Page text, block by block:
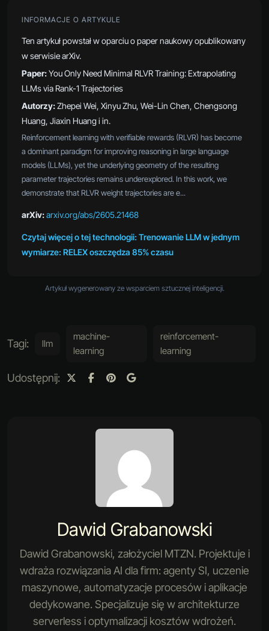
INFORMACJE O ARTYKULE
Ten artykuł powstał w oparciu o paper naukowy opublikowany
w serwisie arXiv.
Paper:You Only Need Minimal RLVR Training: Extrapolating
LLMs via Rank-1 Trajectories
Autorzy:Zhepei Wei, Xinyu Zhu, Wei-Lin Chen, Chengsong
Huang, Jiaxin Huang i in.
Reinforcement learning with verifiable rewards (RLVR) has become
a dominant paradigm for improving reasoning in large language
models (LLMs), yet the underlying geometry of the resulting
parameter trajectories remains underexplored. In this work, we
demonstrate that RLVR weight trajectories are e...
arXiv:arxiv.org/abs/2605.21468
Czytaj więcej o tej technologii: Trenowanie LLM w jednym
wymiarze: RELEX oszczędza 85% czasu
Artykuł wygenerowany ze wsparciem sztucznej inteligencji.
Tagi: llm
machine-
learning
reinforcement-
learning
Udostępnij:
Dawid Grabanowski
Dawid Grabanowski, założyciel MTZN. Projektuje i
wdraża rozwiązania AI dla firm: agenty SI, uczenie
maszynowe, automatyzacje procesów i aplikacje
dedykowane. Specjalizuje się w architekturze
serverless i optymalizacji kosztów wdrożeń.